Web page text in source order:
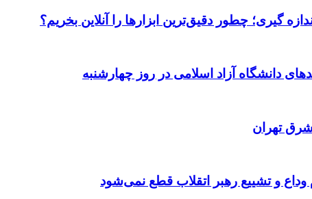
گیری؛ چطور دقیق‌ترین ابزارها را آنلاین بخریم؟
دانشگاه آزاد اسلامی در روز چهارشنبه
تهران
وداع و تشییع رهبر اتقلاب قطع نمی‌شود